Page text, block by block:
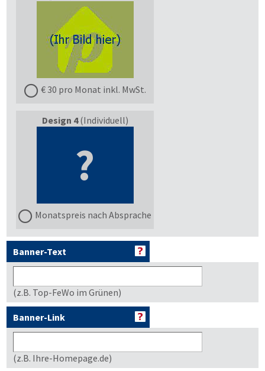
€ 30 pro Monat inkl. MwSt.
Design 4(Individuell)
?
Monatspreis nach Absprache
Banner-Text
(z.B. Top-FeWo im Grünen)
Banner-Link
(z.B. Ihre-Homepage.de)